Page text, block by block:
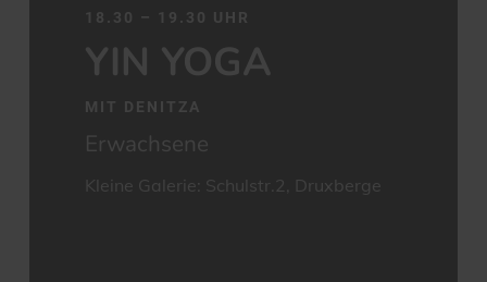
18.30 – 19.30 UHR
YIN YOGA
MIT DENITZA
Erwachsene
Kleine Galerie: Schulstr.2, Druxberge